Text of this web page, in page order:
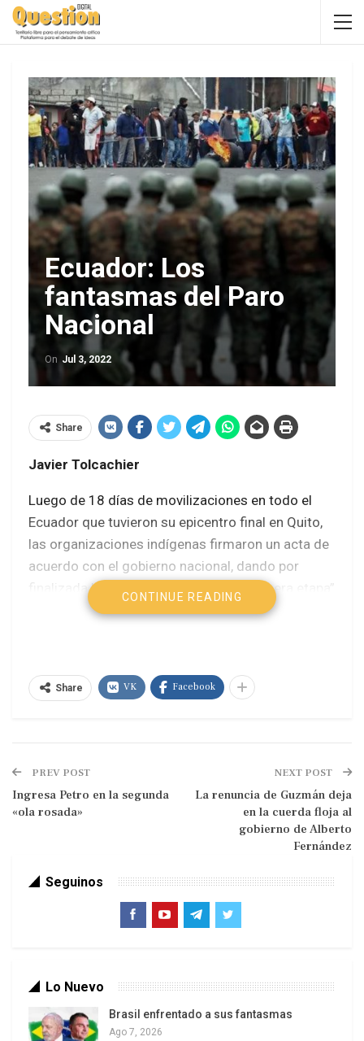
Ecuador: Los
fantasmas del Paro
Nacional
On Jul 3, 2022
Share
Javier Tolcachier
Luego de 18 días de movilizaciones en todo el
Ecuador que tuvieron su epicentro final en Quito,
las organizaciones indígenas firmaron un acta de
acuerdo con el gobierno nacional, dando por
finalizada lo que denominaron una “primera etapa”
Sin embargo, el país está lejos de lograr la paz
Paz con justicia que deberá sortear no solo la
caída en picada del bienestar de las mayorías en
un contexto internacional complicado, sino
también abordar las severas vulneraciones de
gubernamental.
CONTINUE READING
Share VK Facebook
PREV POST
Ingresa Petro en la segunda
«ola rosada»
NEXT POST
La renuncia de Guzmán deja
en la cuerda floja al
gobierno de Alberto
Fernández
Seguinos
Lo Nuevo
Brasil enfrentado a sus fantasmas
Ago 7, 2026